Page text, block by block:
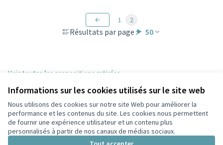
Informations sur les cookies utilisés sur le site web
Nous utilisons des cookies sur notre site Web pour améliorer la
performance et les contenus du site. Les cookies nous permettent
de fournir une expérience utilisateur et un contenu plus
personnalisés à partir de nos canaux de médias sociaux.
Résultats par page : 50
1 2
Voir toutes les propositions retirées
Conditions d'utilisation
Paramètres des cookies
Participez Villeurbanne sur X
(Lien externe)
Participez Villeurbanne sur Facebook
Participez Villeurbanne sur Instagram
Participez Villeurbanne sur YouTube
(Lien externe)